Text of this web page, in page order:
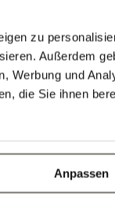
zu
Außerdem
Werbung und
die Sie ihnen
Anpassen